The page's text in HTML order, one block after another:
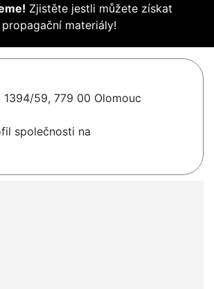
Zjistěte jestli můžete získat
propagační materiály!
1394/59, 779 00 Olomouc
společnosti na